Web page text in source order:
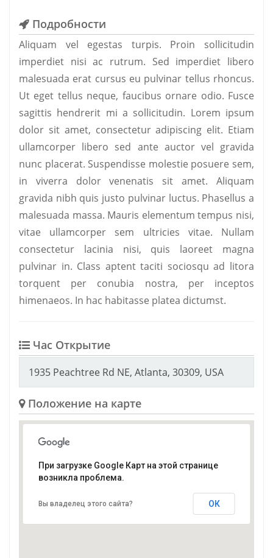
Подробности
Aliquam vel egestas turpis. Proin sollicitudin
imperdiet nisi ac rutrum. Sed imperdiet libero
malesuada erat cursus eu pulvinar tellus rhoncus.
Ut eget tellus neque, faucibus ornare odio. Fusce
sagittis hendrerit mi a sollicitudin. Lorem ipsum
dolor sit amet, consectetur adipiscing elit. Etiam
ullamcorper libero sed ante auctor vel gravida
nunc placerat. Suspendisse molestie posuere sem,
in viverra dolor venenatis sit amet. Aliquam
gravida nibh quis justo pulvinar luctus. Phasellus a
malesuada massa. Mauris elementum tempus nisi,
vitae ullamcorper sem ultricies vitae. Nullam
consectetur lacinia nisi, quis laoreet magna
pulvinar in. Class aptent taciti sociosqu ad litora
torquent per conubia nostra, per inceptos
himenaeos. In hac habitasse platea dictumst.
Час Открытие
1935 Peachtree Rd NE, Atlanta, 30309, USA
Положение на карте
При загрузке Google Карт на этой странице
возникла проблема.
Вы владелец этого сайта? ОК